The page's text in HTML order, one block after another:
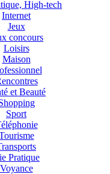
High-tech
Internet
Jeux
concours
Loisirs
Maison
et Beauté
Sport
Pratique
Voyance